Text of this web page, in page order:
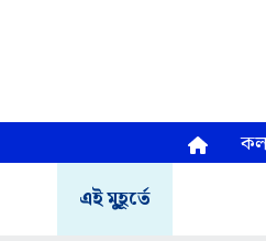
এই মুহূর্তে